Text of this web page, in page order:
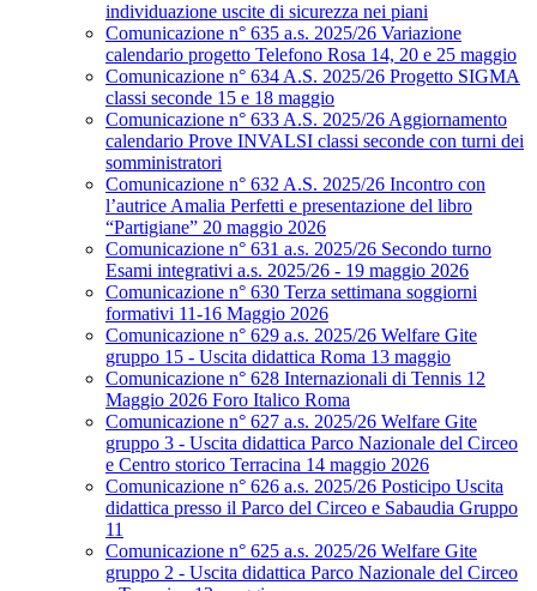
individuazione uscite di sicurezza nei piani
Comunicazione n° 635 a.s. 2025/26 Variazione
calendario progetto Telefono Rosa 14, 20 e 25 maggio
Comunicazione n° 634 A.S. 2025/26 Progetto SIGMA
classi seconde 15 e 18 maggio
Comunicazione n° 633 A.S. 2025/26 Aggiornamento
calendario Prove INVALSI classi seconde con turni dei
somministratori
Comunicazione n° 632 A.S. 2025/26 Incontro con
l’autrice Amalia Perfetti e presentazione del libro
“Partigiane” 20 maggio 2026
Comunicazione n° 631 a.s. 2025/26 Secondo turno
Esami integrativi a.s. 2025/26 - 19 maggio 2026
Comunicazione n° 630 Terza settimana soggiorni
formativi 11-16 Maggio 2026
Comunicazione n° 629 a.s. 2025/26 Welfare Gite
gruppo 15 - Uscita didattica Roma 13 maggio
Comunicazione n° 628 Internazionali di Tennis 12
Maggio 2026 Foro Italico Roma
Comunicazione n° 627 a.s. 2025/26 Welfare Gite
gruppo 3 - Uscita didattica Parco Nazionale del Circeo
e Centro storico Terracina 14 maggio 2026
Comunicazione n° 626 a.s. 2025/26 Posticipo Uscita
didattica presso il Parco del Circeo e Sabaudia Gruppo
11
Comunicazione n° 625 a.s. 2025/26 Welfare Gite
gruppo 2 - Uscita didattica Parco Nazionale del Circeo